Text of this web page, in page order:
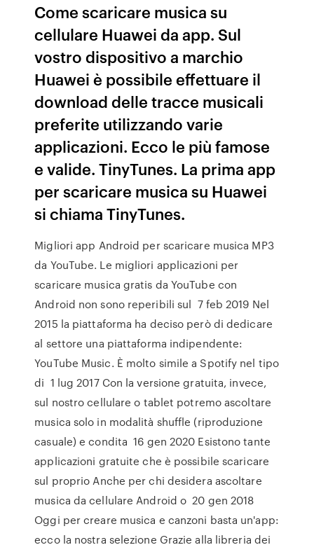
Come scaricare musica su
cellulare Huawei da app. Sul
vostro dispositivo a marchio
Huawei è possibile effettuare il
download delle tracce musicali
preferite utilizzando varie
applicazioni. Ecco le più famose
e valide. TinyTunes. La prima app
per scaricare musica su Huawei
si chiama TinyTunes.
Migliori app Android per scaricare musica MP3
da YouTube. Le migliori applicazioni per
scaricare musica gratis da YouTube con
Android non sono reperibili sul 7 feb 2019 Nel
2015 la piattaforma ha deciso però di dedicare
al settore una piattaforma indipendente:
YouTube Music. È molto simile a Spotify nel tipo
di 1 lug 2017 Con la versione gratuita, invece,
sul nostro cellulare o tablet potremo ascoltare
musica solo in modalità shuffle (riproduzione
casuale) e condita 16 gen 2020 Esistono tante
applicazioni gratuite che è possibile scaricare
sul proprio Anche per chi desidera ascoltare
musica da cellulare Android o 20 gen 2018
Oggi per creare musica e canzoni basta un'app:
ecco la nostra selezione Grazie alla libreria dei